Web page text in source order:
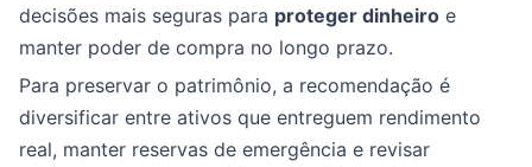
decisões mais seguras para proteger dinheiro e
manter poder de compra no longo prazo.
Para preservar o patrimônio, a recomendação é
diversificar entre ativos que entreguem rendimento
real, manter reservas de emergência e revisar